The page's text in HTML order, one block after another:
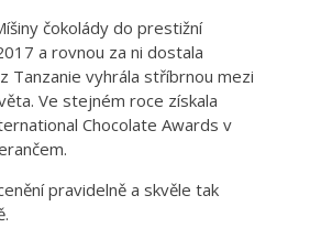
čokolády do prestižní
a rovnou za ni dostala
Tanzanie vyhrála stříbrnou mezi
Ve stejném roce získala
Chocolate Awards v
pravidelně a skvěle tak